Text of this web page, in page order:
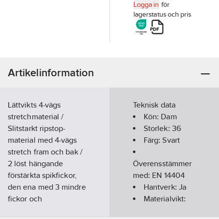
Logga in för
lagerstatus och pris
Artikelinformation
Lättvikts 4-vägs
stretchmaterial /
Slitstarkt ripstop-
material med 4-vägs
stretch fram och bak /
2 löst hängande
förstärkta spikfickor,
den ena med 3 mindre
fickor och
Teknisk data
Kön: Dam
Storlek: 36
Färg:Svart
Överensstämmer
med: EN 14404
Hantverk: Ja
Materialvikt: